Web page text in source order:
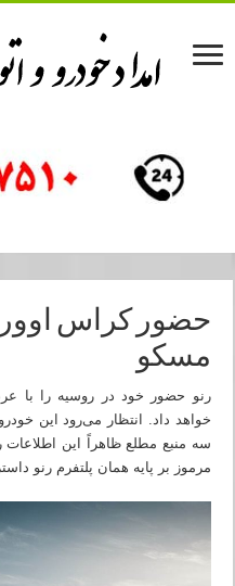
حضور کراس اوور
مسکو
رنو حضور خود در روسیه را با
خواهد داد. انتظار می‌رود این
سه منبع مطلع ظاهراً این اطلاعات
مرموز بر پایه همان پلتفرم رنو